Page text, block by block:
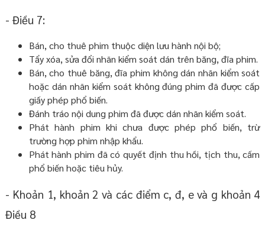
- Điều 7:
Bán, cho thuê phim thuộc diện lưu hành nội bộ;
Tẩy xóa, sửa đổi nhãn kiểm soát dán trên băng, đĩa phim.
Bán, cho thuê băng, đĩa phim không dán nhãn kiểm soát
hoặc dán nhãn kiểm soát không đúng phim đã được cấp
giấy phép phổ biến.
Đánh tráo nội dung phim đã được dán nhãn kiểm soát.
Phát hành phim khi chưa được phép phổ biến, trừ
trường hợp phim nhập khẩu.
Phát hành phim đã có quyết định thu hồi, tịch thu, cấm
phổ biến hoặc tiêu hủy.
- Khoản 1, khoản 2 và các điểm c, đ, e và g khoản 4
Điều 8